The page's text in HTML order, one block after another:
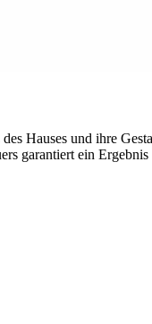
Hauses und ihre
garantiert ein